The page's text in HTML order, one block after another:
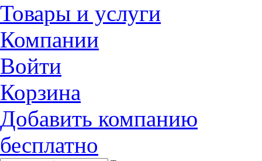
Товары и услуги
Компании
Войти
Корзина
Добавить компанию
бесплатно